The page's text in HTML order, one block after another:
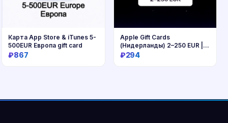
Карта App Store & iTunes 5-
500EUR Европа gift card
₽867
Apple Gift Cards
(Нидерланды) 2–250 EUR |
Коды
₽294